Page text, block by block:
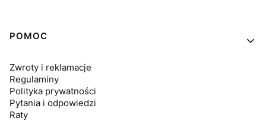
Linki w stopce
POMOC
Zwroty i reklamacje
Regulaminy
Polityka prywatności
Pytania i odpowiedzi
Raty